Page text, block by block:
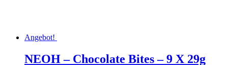
Angebot!
NEOH – Chocolate Bites – 9 X 29g